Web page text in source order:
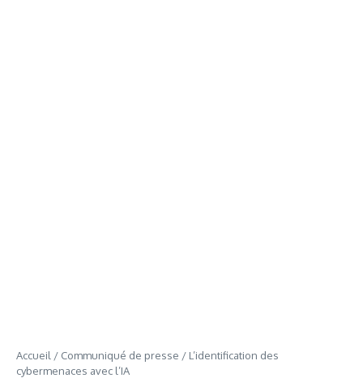
Accueil / Communiqué de presse / L’identification des
cybermenaces avec l’IA